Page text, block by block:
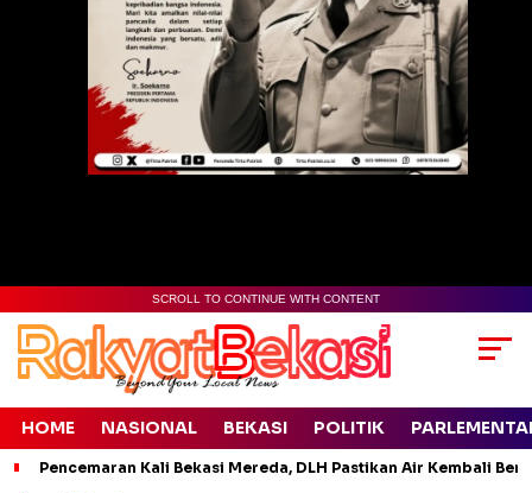
SCROLL TO CONTINUE WITH CONTENT
HOME NASIONAL BEKASI POLITIK
Pencemaran Kali Bekasi Mereda, DLH Pastikan Air Kembali